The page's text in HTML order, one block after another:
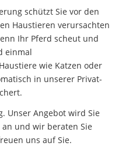
schützt Sie vor den
Haustieren verursachten
Ihr Pferd scheut und
einmal
wie Katzen oder
in unserer Privat-
Unser Angebot wird Sie
und wir beraten Sie
uns auf Sie.